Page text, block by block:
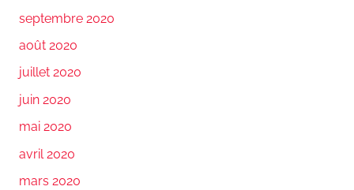
septembre 2020
août 2020
juillet 2020
juin 2020
mai 2020
avril 2020
mars 2020